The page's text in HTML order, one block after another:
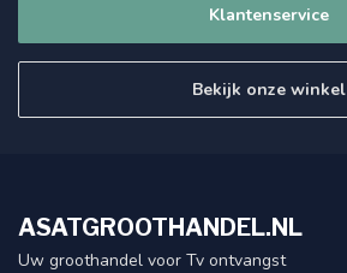
Klantenservice
Bekijk onze winkel
ASATGROOTHANDEL.NL
Uw groothandel voor Tv ontvangst